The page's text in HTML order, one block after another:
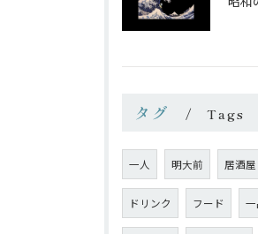
タグ Tags
一人 明大前 居酒屋
ドリンク フード 一